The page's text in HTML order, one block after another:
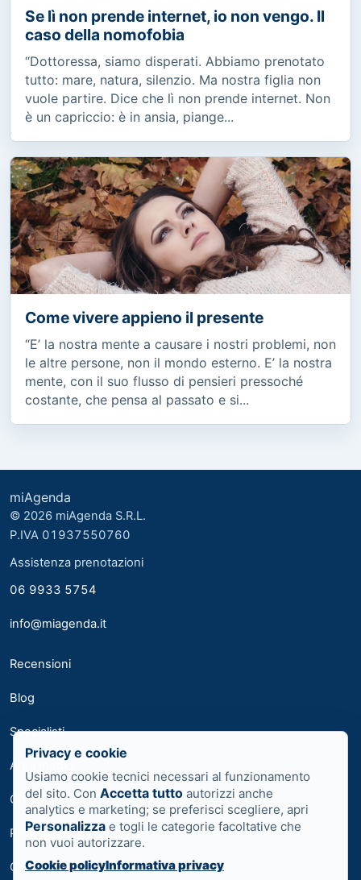
Se lì non prende internet, io non vengo. Il
caso della nomofobia
“Dottoressa, siamo disperati. Abbiamo prenotato
tutto: mare, natura, silenzio. Ma nostra figlia non
vuole partire. Dice che lì non prende internet. Non
è un capriccio: è in ansia, piange...
Come vivere appieno il presente
“E’ la nostra mente a causare i nostri problemi, non
le altre persone, non il mondo esterno. E’ la nostra
mente, con il suo flusso di pensieri pressoché
costante, che pensa al passato e si...
miAgenda
© 2026 miAgenda S.R.L.
P.IVA 01937550760
Assistenza prenotazioni
06 9933 5754
info@miagenda.it
Recensioni
Blog
Specialisti
Area medici
Contatti
Privacy
Cookie
Privacy e cookie
Usiamo cookie tecnici necessari al funzionamento
del sito. Con Accetta tutto autorizzi anche
analytics e marketing; se preferisci scegliere, apri
Personalizza e togli le categorie facoltative che
non vuoi autorizzare.
Cookie policyInformativa privacy